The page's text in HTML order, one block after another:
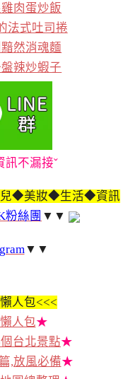
雞肉蛋炒飯
法式吐司捲
黯然消魂麵
盤辣炒蝦子
訊不漏接ˇ
◆美妝◆生活◆資訊
粉絲團 ▼▼
▼▼
人包<<<
人包★
台北景點★
,放風必備★